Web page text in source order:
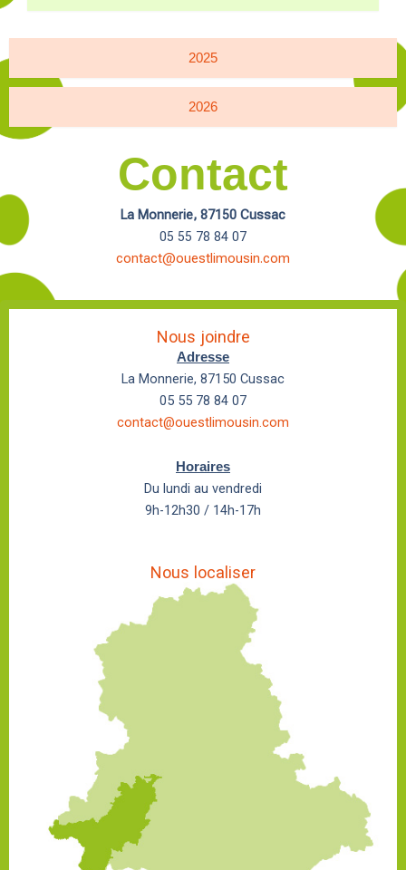
2025
2026
Contact
La Monnerie, 87150 Cussac
05 55 78 84 07
contact@ouestlimousin.com
Nous joindre
Adresse
La Monnerie, 87150 Cussac
05 55 78 84 07
contact@ouestlimousin.com
Horaires
Du lundi au vendredi
9h-12h30 / 14h-17h
Nous localiser